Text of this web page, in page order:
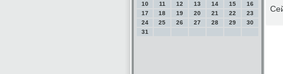
10
11 12 13 14 15
16
17
18 19 20 21 22
23
24
25 26 27 28 29
30
31